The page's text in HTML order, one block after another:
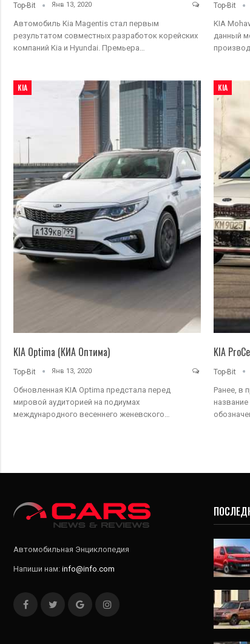
Top-Bit Янв 13, 2020
Автомобиль Kia Magentis стал первым
результатом совместных разработок корейских
компаний Kia и Hyundai. Премьера…
Top-Bit
KIA
данный
KIA
KIA Optima (КИА Оптима)
Top-Bit Янв 13, 2020
Обновленная KIA Optima предстала перед
мировой аудиторией на подиумах
международного весеннего женевского…
KIA
KIA
Top-Bit
Ранее, в
название
Автомобильная Энциклопедия
Напиши нам: info@info.com